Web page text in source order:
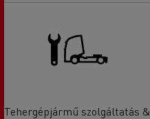
Tehergépjármű szolgáltatás &